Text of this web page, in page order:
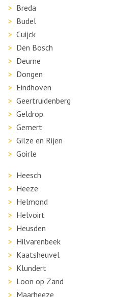
Breda
Budel
Cuijck
Den Bosch
Deurne
Dongen
Eindhoven
Geertruidenberg
Geldrop
Gemert
Gilze en Rijen
Goirle
Heesch
Heeze
Helmond
Helvoirt
Heusden
Hilvarenbeek
Kaatsheuvel
Klundert
Loon op Zand
Maarheeze